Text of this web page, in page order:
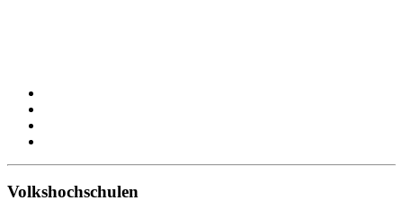
Volkshochschulen